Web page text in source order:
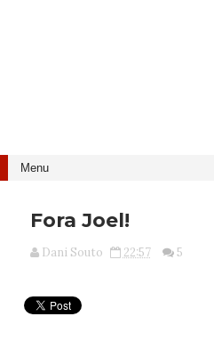
Fora Joel!
Dani Souto 22:57 5